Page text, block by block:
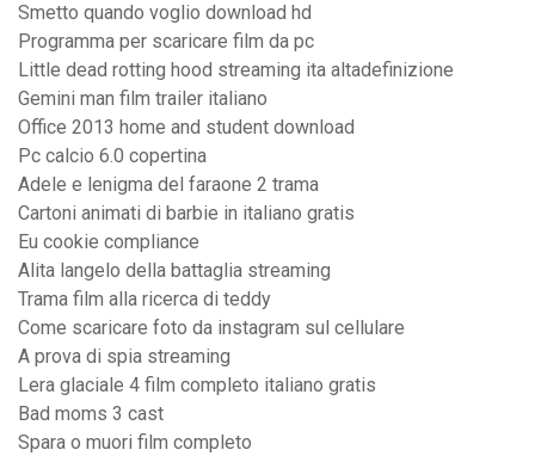
Smetto quando voglio download hd
Programma per scaricare film da pc
Little dead rotting hood streaming ita altadefinizione
Gemini man film trailer italiano
Office 2013 home and student download
Pc calcio 6.0 copertina
Adele e lenigma del faraone 2 trama
Cartoni animati di barbie in italiano gratis
Eu cookie compliance
Alita langelo della battaglia streaming
Trama film alla ricerca di teddy
Come scaricare foto da instagram sul cellulare
A prova di spia streaming
Lera glaciale 4 film completo italiano gratis
Bad moms 3 cast
Spara o muori film completo